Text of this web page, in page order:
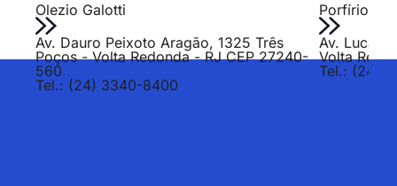
Olezio Galotti
Av. Dauro Peixoto Aragão, 1325 Três
Poços - Volta Redonda - RJ CEP 27240-
560
Tel.: (24) 3340-8400
Porfírio
Av. Lucas
Volta
Tel.: (24)